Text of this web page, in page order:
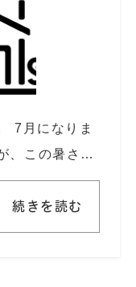
7月になりま
、この暑さ…
続きを読む